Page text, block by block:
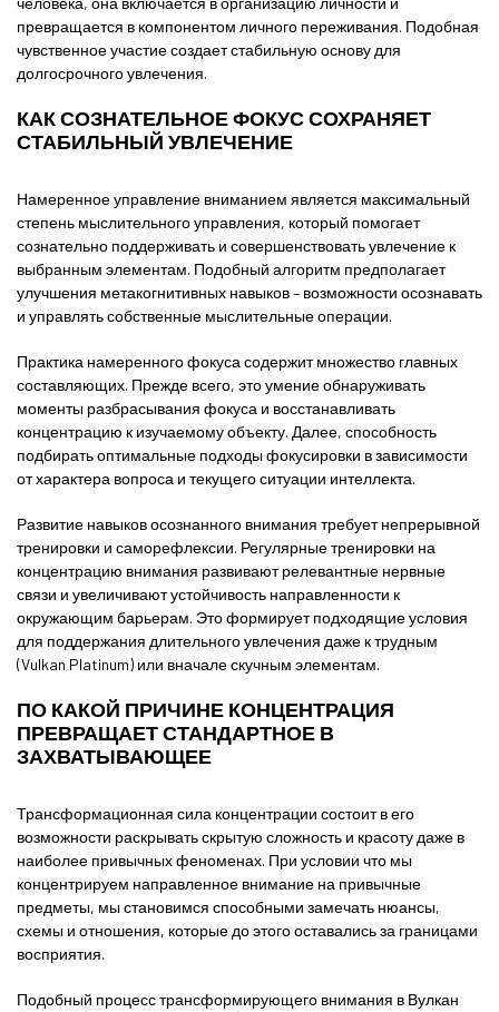
превращается в компонентом личного переживания. Подобная
чувственное участие создает стабильную основу для
долгосрочного увлечения.
КАК СОЗНАТЕЛЬНОЕ ФОКУС СОХРАНЯЕТ
СТАБИЛЬНЫЙ УВЛЕЧЕНИЕ
Намеренное управление вниманием является максимальный
степень мыслительного управления, который помогает
сознательно поддерживать и совершенствовать увлечение к
выбранным элементам. Подобный алгоритм предполагает
улучшения метакогнитивных навыков – возможности осознавать
и управлять собственные мыслительные операции.
Практика намеренного фокуса содержит множество главных
составляющих. Прежде всего, это умение обнаруживать
моменты разбрасывания фокуса и восстанавливать
концентрацию к изучаемому объекту. Далее, способность
подбирать оптимальные подходы фокусировки в зависимости
от характера вопроса и текущего ситуации интеллекта.
Развитие навыков осознанного внимания требует непрерывной
тренировки и саморефлексии. Регулярные тренировки на
концентрацию внимания развивают релевантные нервные
связи и увеличивают устойчивость направленности к
окружающим барьерам. Это формирует подходящие условия
для поддержания длительного увлечения даже к трудным
(Vulkan Platinum) или вначале скучным элементам.
ПО КАКОЙ ПРИЧИНЕ КОНЦЕНТРАЦИЯ
ПРЕВРАЩАЕТ СТАНДАРТНОЕ В
ЗАХВАТЫВАЮЩЕЕ
Трансформационная сила концентрации состоит в его
возможности раскрывать скрытую сложность и красоту даже в
наиболее привычных феноменах. При условии что мы
концентрируем направленное внимание на привычные
предметы, мы становимся способными замечать нюансы,
схемы и отношения, которые до этого оставались за границами
восприятия.
Подобный процесс трансформирующего внимания в Вулкан